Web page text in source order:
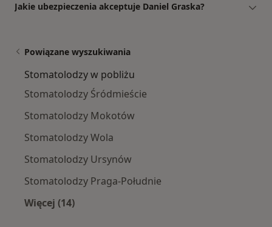
Jakie ubezpieczenia akceptuje Daniel Graska?
Powiązane wyszukiwania
Stomatolodzy w pobliżu
Stomatolodzy Śródmieście
Stomatolodzy Mokotów
Stomatolodzy Wola
Stomatolodzy Ursynów
Stomatolodzy Praga-Południe
Więcej (14)